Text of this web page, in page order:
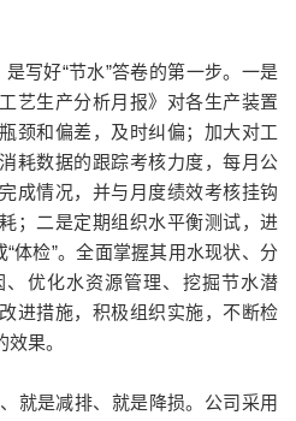
写好“节水”答卷的第一步。一是
艺生产分析月报》对各生产装置
颈和偏差，及时纠偏；加大对工
耗数据的跟踪考核力度，每月公
成情况，并与月度绩效考核挂钩
；二是定期组织水平衡测试，进
体检”。全面掌握其用水现状、分
优化水资源管理、挖掘节水潜
进措施，积极组织实施，不断检
果。
就是减排、就是降损。公司采用